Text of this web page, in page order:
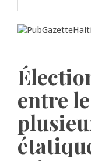
entre